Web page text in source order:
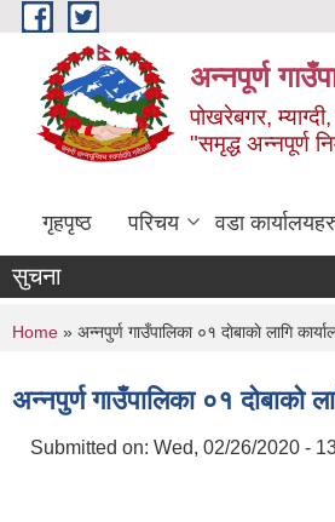
Skip to main content
अन्‍नपूर्ण
पोखरेबगर,
"समृद्ध अन्‍नपूर्ण
गृहपृष्ठ परिचय वडा
सुचना
You are here
Home » अन्नपुर्ण गाउँपालिका ०१ दाेबाकाे लागि
अन्नपुर्ण गाउँपालिका ०१ दाेबाकाे
Submitted on: Wed, 02/26/2020 -